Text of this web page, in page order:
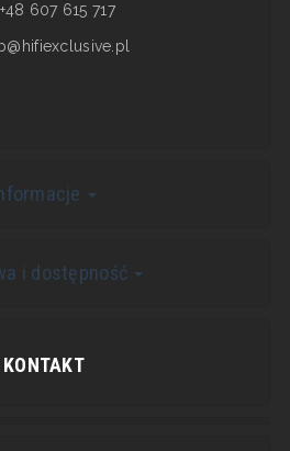
607 615 717
i dostępność
KONTAKT